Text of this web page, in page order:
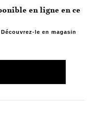
en ligne en ce
Découvrez-le en magasin